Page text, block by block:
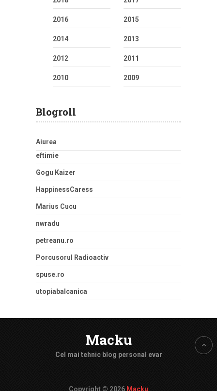
2016 2015
2014 2013
2012 2011
2010 2009
Blogroll
Aiurea
eftimie
Gogu Kaizer
HappinessCaress
Marius Cucu
nwradu
petreanu.ro
Porcusorul Radioactiv
spuse.ro
utopiabalcanica
Macku
Cel mai tehnic blog personal evar
Copyright © 2026 Macku